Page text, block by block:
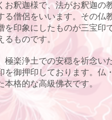
お釈迦様で、法がお釈迦の
る僧侶をいいます。その仏
を印象にしたものが三宝印
るものです。
極楽浄土での安穏を祈念い
を御押印しております。仏
本格的な高級佛衣です。